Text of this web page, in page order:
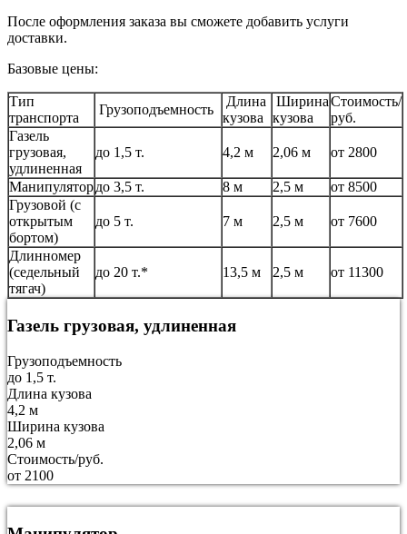
После оформления заказа вы сможете добавить услуги
доставки.
Базовые цены:
Тип
транспорта
Грузоподъемность
Длина
кузова
Ширина
кузова
Стоимость/
руб.
Газель
грузовая,
удлиненная
до 1,5 т. 4,2 м 2,06 м от 2800
Манипулятордо 3,5 т. 8 м 2,5 м
от 8500
Грузовой (с
открытым
бортом)
до 5 т. 7 м 2,5 м от 7600
Длинномер
(седельный
тягач)
до 20 т.* 13,5 м 2,5 м от 11300
Газель грузовая, удлиненная
Грузоподъемность
до 1,5 т.
Длина кузова
4,2 м
Ширина кузова
2,06 м
Стоимость/руб.
от 2100